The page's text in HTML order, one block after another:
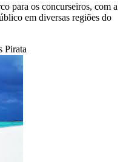
para os concurseiros, com a
em diversas regiões do
Pirata